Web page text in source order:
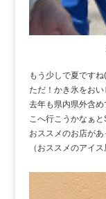
もう少しで夏です
ただ！かき氷をお
去年も県内県外含
こへ行こうかなぁ
おススメのお店があ
（おススメのアイ